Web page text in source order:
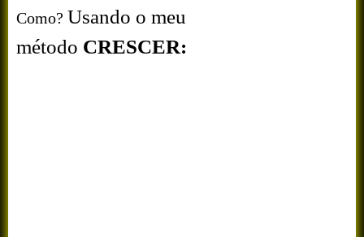
Como? Usando o meu
método CRESCER: